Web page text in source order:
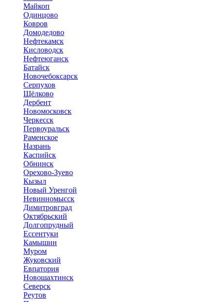
Майкоп
Одинцово
Ковров
Домодедово
Нефтекамск
Кисловодск
Нефтеюганск
Батайск
Новочебоксарск
Серпухов
Щёлково
Дербент
Новомосковск
Черкесск
Первоуральск
Раменское
Назрань
Каспийск
Обнинск
Орехово-Зуево
Кызыл
Новый Уренгой
Невинномысск
Димитровград
Октябрьский
Долгопрудный
Ессентуки
Камышин
Муром
Жуковский
Евпатория
Новошахтинск
Северск
Реутов